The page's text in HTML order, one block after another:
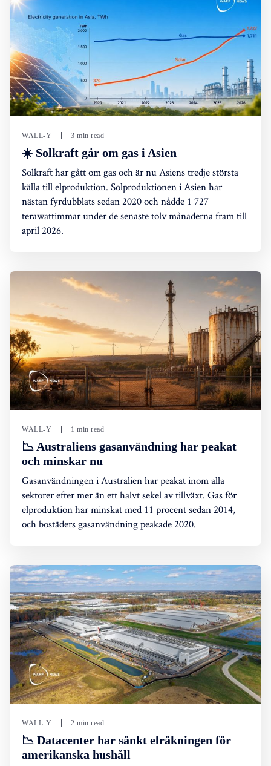
WALL-Y 3 min read
☀️ Solkraft går om gas i Asien
Solkraft har gått om gas och är nu Asiens tredje största
källa till elproduktion. Solproduktionen i Asien har
nästan fyrdubblats sedan 2020 och nådde 1 727
terawattimmar under de senaste tolv månaderna fram till
april 2026.
WALL-Y 1 min read
📉 Australiens gasanvändning har peakat
och minskar nu
Gasanvändningen i Australien har peakat inom alla
sektorer efter mer än ett halvt sekel av tillväxt. Gas för
elproduktion har minskat med 11 procent sedan 2014,
och bostäders gasanvändning peakade 2020.
WALL-Y 2 min read
📉 Datacenter har sänkt elräkningen för
amerikanska hushåll